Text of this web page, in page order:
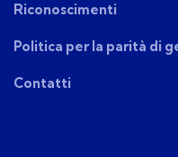
Riconoscimenti
Politica per la parità di
Contatti